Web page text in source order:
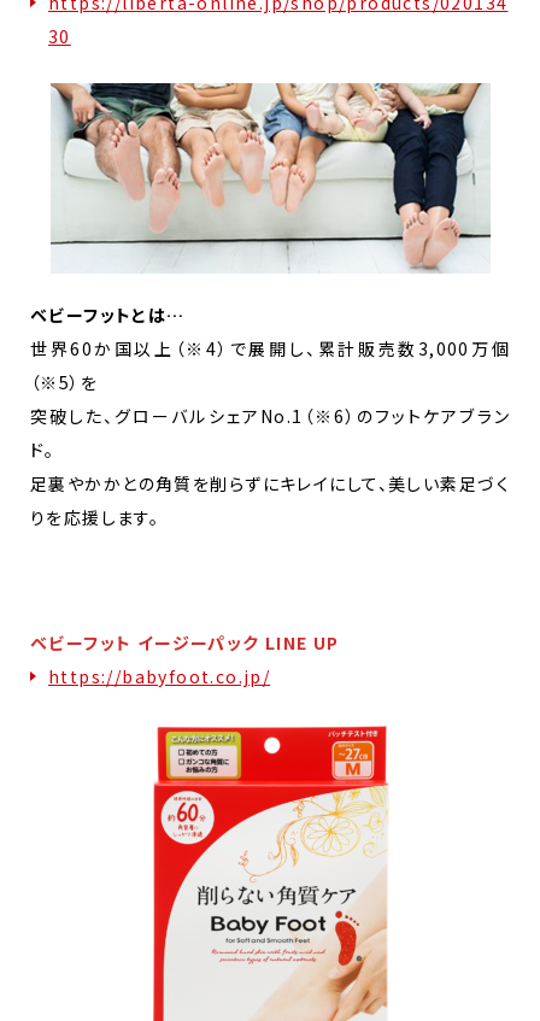
30
ベビーフットとは…
世界60か国以上（※4）で展開し、累計販売数3,000万個
（※5）を
突破した、グローバルシェアNo.1（※6）のフットケアブラン
ド。
足裏やかかとの角質を削らずにキレイにして、美しい素足づく
りを応援します。
ベビーフット イージーパック LINE UP
https://babyfoot.co.jp/